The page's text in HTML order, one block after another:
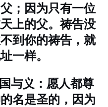
；因为只有一位
上的父。祷告没
到你的祷告，就
一样。
与义：愿人都尊
名是圣的，因为